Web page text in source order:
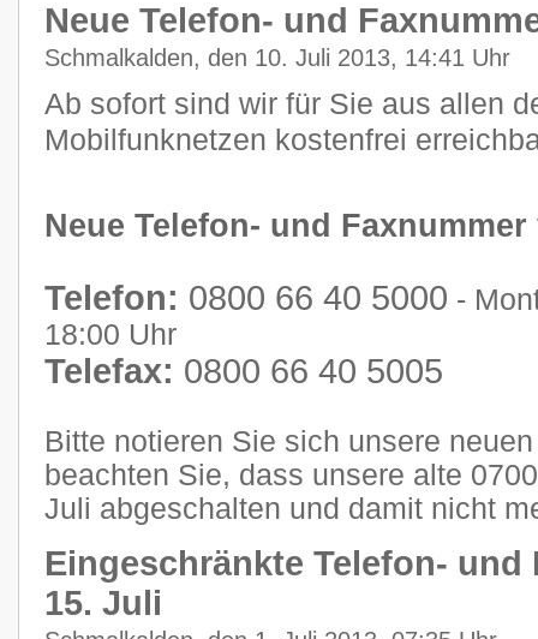
Neue Telefon- und
Schmalkalden, den 10. Juli 2013, 14:41 Uhr
Ab sofort sind wir für Sie aus allen
Mobilfunknetzen kostenfrei
Neue Telefon- und
Telefon: 0800 66 40 5000 -
18:00 Uhr
Telefax: 0800 66 40 5005
Bitte notieren Sie sich unsere
beachten Sie, dass unsere alte
Juli abgeschalten und damit nicht
Eingeschränkte Telefon-
15. Juli